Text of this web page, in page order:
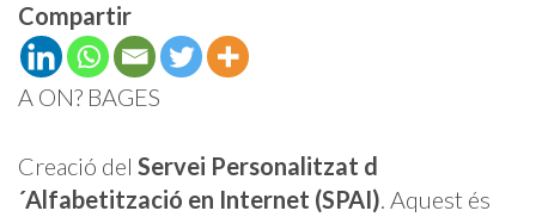
Compartir
A ON? BAGES
Creació del Servei Personalitzat d
´Alfabetització en Internet (SPAI). Aquest és